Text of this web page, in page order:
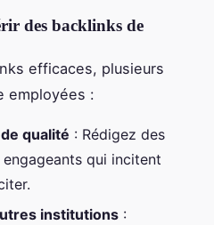
des backlinks de
efficaces, plusieurs
employées :
qualité : Rédigez des
qui incitent
institutions :